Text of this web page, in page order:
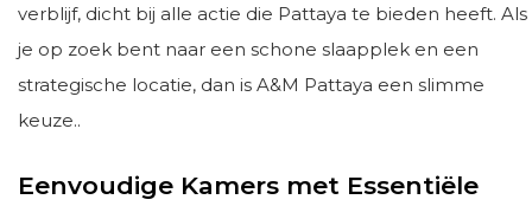
verblijf, dicht bij alle actie die Pattaya te bieden heeft. Als
je op zoek bent naar een schone slaapplek en een
strategische locatie, dan is A&M Pattaya een slimme
keuze..
Eenvoudige Kamers met Essentiële